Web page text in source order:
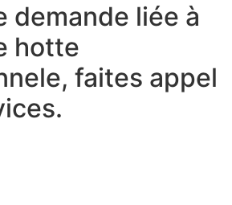
demande liée à
hotte
faites appel